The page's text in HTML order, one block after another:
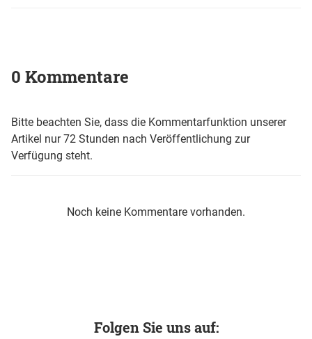
0 Kommentare
Bitte beachten Sie, dass die Kommentarfunktion unserer
Artikel nur 72 Stunden nach Veröffentlichung zur
Verfügung steht.
Noch keine Kommentare vorhanden.
Folgen Sie uns auf: